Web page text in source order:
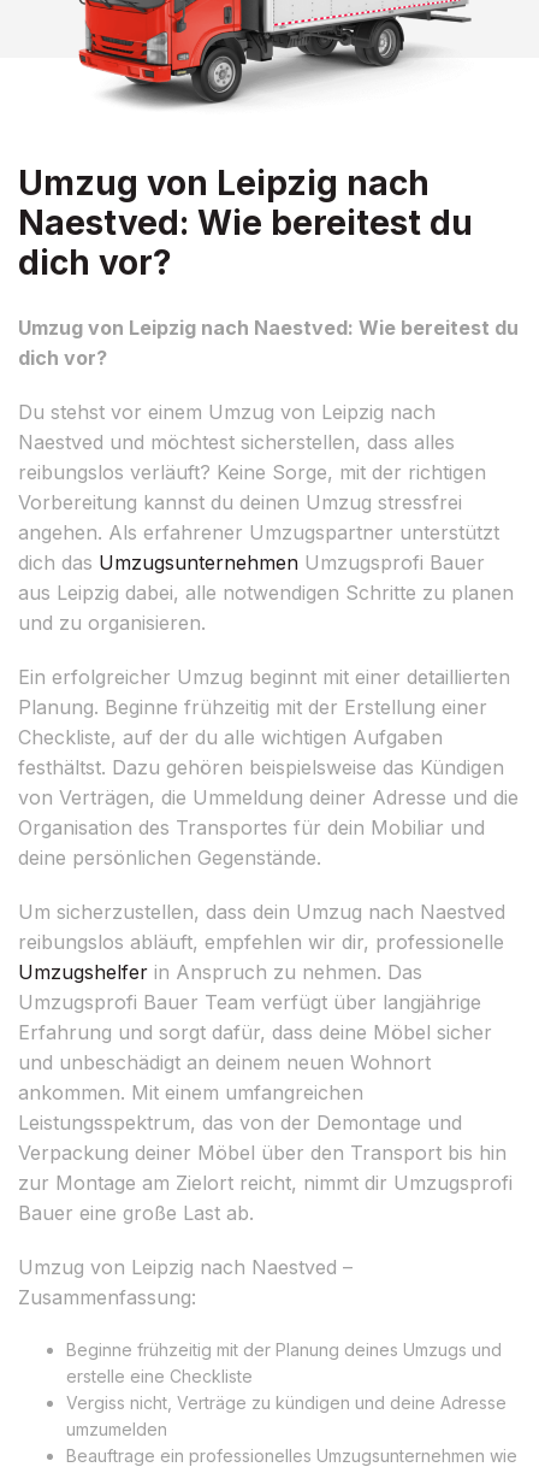
Umzug von Leipzig nach
Naestved: Wie bereitest du
dich vor?
Umzug von Leipzig nach Naestved: Wie bereitest du
dich vor?
Du stehst vor einem Umzug von Leipzig nach
Naestved und möchtest sicherstellen, dass alles
reibungslos verläuft? Keine Sorge, mit der richtigen
Vorbereitung kannst du deinen Umzug stressfrei
angehen. Als erfahrener Umzugspartner unterstützt
dich das Umzugsunternehmen Umzugsprofi Bauer
aus Leipzig dabei, alle notwendigen Schritte zu planen
und zu organisieren.
Ein erfolgreicher Umzug beginnt mit einer detaillierten
Planung. Beginne frühzeitig mit der Erstellung einer
Checkliste, auf der du alle wichtigen Aufgaben
festhältst. Dazu gehören beispielsweise das Kündigen
von Verträgen, die Ummeldung deiner Adresse und die
Organisation des Transportes für dein Mobiliar und
deine persönlichen Gegenstände.
Um sicherzustellen, dass dein Umzug nach Naestved
reibungslos abläuft, empfehlen wir dir, professionelle
Umzugshelfer in Anspruch zu nehmen. Das
Umzugsprofi Bauer Team verfügt über langjährige
Erfahrung und sorgt dafür, dass deine Möbel sicher
und unbeschädigt an deinem neuen Wohnort
ankommen. Mit einem umfangreichen
Leistungsspektrum, das von der Demontage und
Verpackung deiner Möbel über den Transport bis hin
zur Montage am Zielort reicht, nimmt dir Umzugsprofi
Bauer eine große Last ab.
Umzug von Leipzig nach Naestved –
Zusammenfassung:
Beginne frühzeitig mit der Planung deines Umzugs und
erstelle eine Checkliste
Vergiss nicht, Verträge zu kündigen und deine Adresse
umzumelden
Beauftrage ein professionelles Umzugsunternehmen wie